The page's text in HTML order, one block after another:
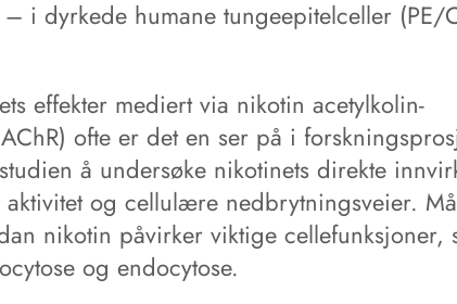
i dyrkede humane tungeepitelceller (PE/
effekter mediert via nikotin acetylkolin-
ofte er det en ser på i
å undersøke nikotinets direkte
aktivitet og cellulære nedbrytningsveier.
nikotin påvirker viktige cellefunksjoner,
og endocytose.